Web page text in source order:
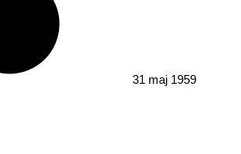
31 maj 1959